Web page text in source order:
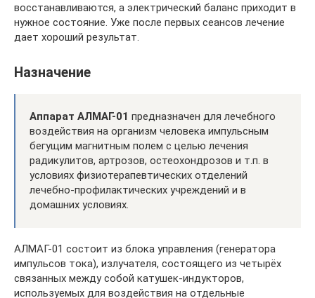
восстанавливаются, а электрический баланс приходит в
нужное состояние. Уже после первых сеансов лечение
дает хороший результат.
Назначение
Аппарат АЛМАГ-01 предназначен для лечебного
воздействия на организм человека импульсным
бегущим магнитным полем с целью лечения
радикулитов, артрозов, остеохондрозов и т.п. в
условиях физиотерапевтических отделений
лечебно-профилактических учреждений и в
домашних условиях.
АЛМАГ-01 состоит из блока управления (генератора
импульсов тока), излучателя, состоящего из четырёх
связанных между собой катушек-индукторов,
используемых для воздействия на отдельные